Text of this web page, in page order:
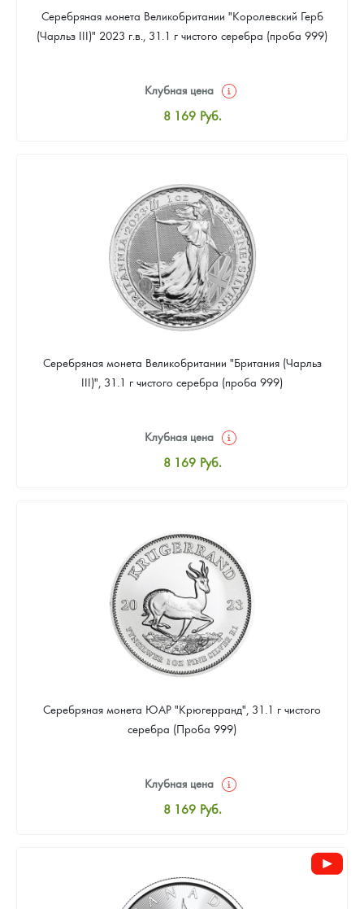
Серебряная монета Великобритании "Королевский Герб
(Чарльз III)" 2023 г.в., 31.1 г чистого серебра (проба 999)
Клубная цена
8 169 Руб.
Цена выкупа
Звоните
Серебряная монета Великобритании "Британия (Чарльз
III)", 31.1 г чистого серебра (проба 999)
Клубная цена
8 169 Руб.
Звоните
Серебряная монета ЮАР "Крюгерранд", 31.1 г чистого
серебра (Проба 999)
Клубная цена
8 169 Руб.
Цена выкупа
Звоните